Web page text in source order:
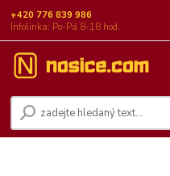
+420 776 839 986
Infolinka: Po-Pá 8-18 hod.